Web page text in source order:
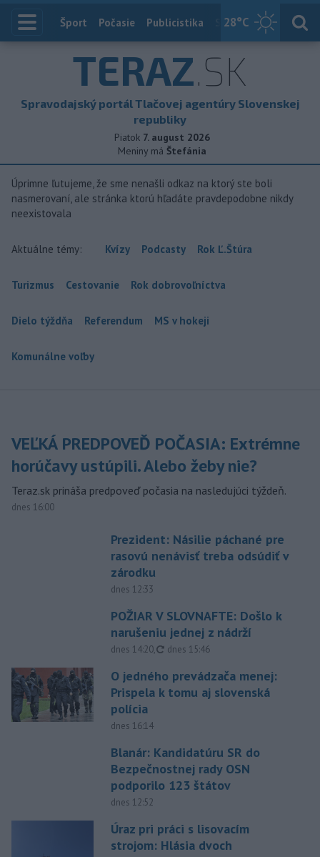
28°C
Index
Šport Počasie Publicistika Slovensko
TERAZ.SK
Spravodajský portál Tlačovej agentúry Slovenskej
republiky
Piatok 7. august 2026
Meniny má Štefánia
Úprimne ľutujeme, že sme nenašli odkaz na ktorý ste boli
nasmerovaní, ale stránka ktorú hľadáte pravdepodobne nikdy
neexistovala
Aktuálne témy: Kvízy Podcasty Rok Ľ.Štúra
Turizmus Cestovanie Rok dobrovoľníctva
Dielo týždňa Referendum MS v hokeji
Komunálne voľby
VEĽKÁ PREDPOVEĎ POČASIA: Extrémne
horúčavy ustúpili. Alebo žeby nie?
Teraz.sk prináša predpoveď počasia na nasledujúci týždeň.
dnes 16:00
Prezident: Násilie páchané pre
rasovú nenávisť treba odsúdiť v
zárodku
dnes 12:33
POŽIAR V SLOVNAFTE: Došlo k
narušeniu jednej z nádrží
dnes 14:20, aktualizované
dnes 15:46
O jedného prevádzača menej:
Prispela k tomu aj slovenská
polícia
dnes 16:14
Blanár: Kandidatúru SR do
Bezpečnostnej rady OSN
podporilo 123 štátov
dnes 12:52
Úraz pri práci s lisovacím
strojom: Hlásia dvoch